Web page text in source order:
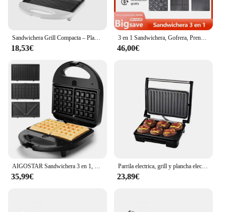
18,53€
3 en 1 Sandwichera, Gofrera, Prensa Panini, Tiene Capacidad para 4 Sándwiches, Placas Desmontables Fácil, Cocción con Giro de 180º, Totalmente Libre de BPA,1200W
46,00€
35,99€
Parrila electrica, grill y plancha electrica, sandwichera con placas grill, 850 W, cuerpo de acero inoxidante. Sokany
23,89€